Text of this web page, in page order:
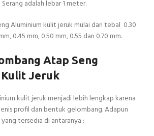
adalah lebar 1 meter.
Aluminium kulit jeruk mulai dari tebal 0.30
0.45 mm, 0.50 mm, 0.55 dan 0.70 mm.
Atap Seng
Jeruk
kulit jeruk menjadi lebih lengkap karena
profil dan bentuk gelombang. Adapun
tersedia di antaranya :